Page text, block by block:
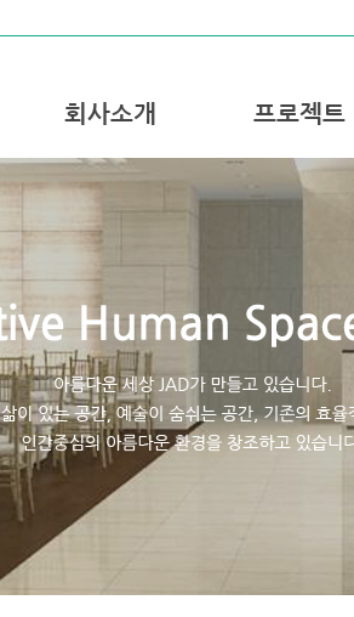
회사소개 프로젝트